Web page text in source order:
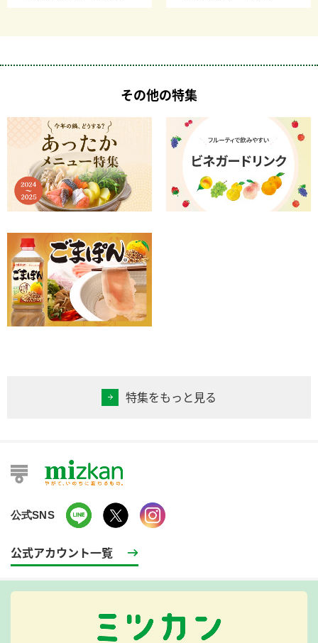
その他の特集
特集をもっと見る
公式SNS
公式アカウント一覧